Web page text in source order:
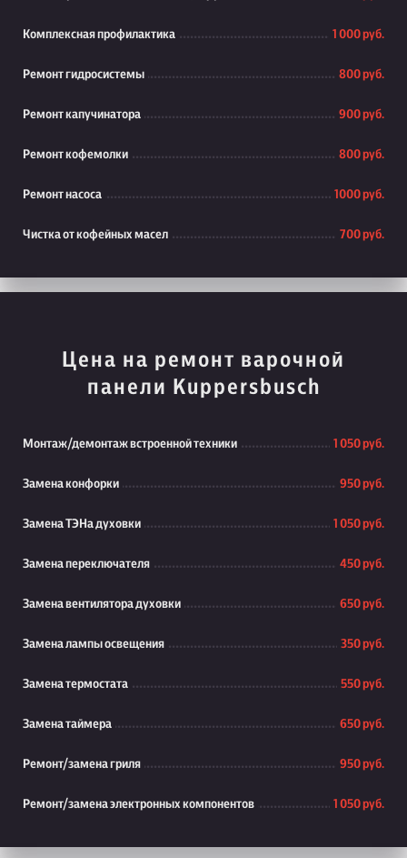
Комплексная профилактика 1 000 руб.
Ремонт гидросистемы 800 руб.
Ремонт капучинатора 900 руб.
Ремонт кофемолки 800 руб.
Ремонт насоса 1000 руб.
Чистка от кофейных масел 700 руб.
Цена на ремонт варочной
панели Kuppersbusch
Монтаж/демонтаж встроенной техники 1 050 руб.
Замена конфорки 950 руб.
Замена ТЭНа духовки 1 050 руб.
Замена переключателя 450 руб.
Замена вентилятора духовки 650 руб.
Замена лампы освещения 350 руб.
Замена термостата 550 руб.
Замена таймера 650 руб.
Ремонт/замена гриля 950 руб.
Ремонт/замена электронных компонентов 1 050 руб.